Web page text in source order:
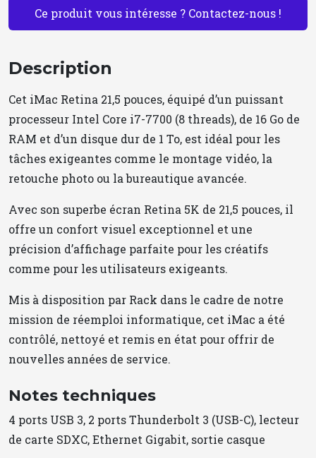
Ce produit vous intéresse ? Contactez-nous !
Description
Cet iMac Retina 21,5 pouces, équipé d’un puissant
processeur Intel Core i7-7700 (8 threads), de 16 Go de
RAM et d’un disque dur de 1 To, est idéal pour les
tâches exigeantes comme le montage vidéo, la
retouche photo ou la bureautique avancée.
Avec son superbe écran Retina 5K de 21,5 pouces, il
offre un confort visuel exceptionnel et une
précision d’affichage parfaite pour les créatifs
comme pour les utilisateurs exigeants.
Mis à disposition par Rack dans le cadre de notre
mission de réemploi informatique, cet iMac a été
contrôlé, nettoyé et remis en état pour offrir de
nouvelles années de service.
Notes techniques
4 ports USB 3, 2 ports Thunderbolt 3 (USB-C), lecteur
de carte SDXC, Ethernet Gigabit, sortie casque